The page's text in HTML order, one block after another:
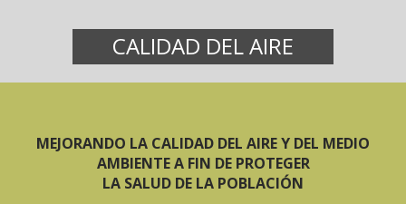
CALIDAD DEL AIRE
MEJORANDO LA CALIDAD DEL AIRE Y DEL MEDIO
AMBIENTE A FIN DE PROTEGER
LA SALUD DE LA POBLACIÓN